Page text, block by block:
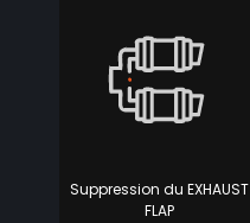
Suppression du EXHAUST
FLAP